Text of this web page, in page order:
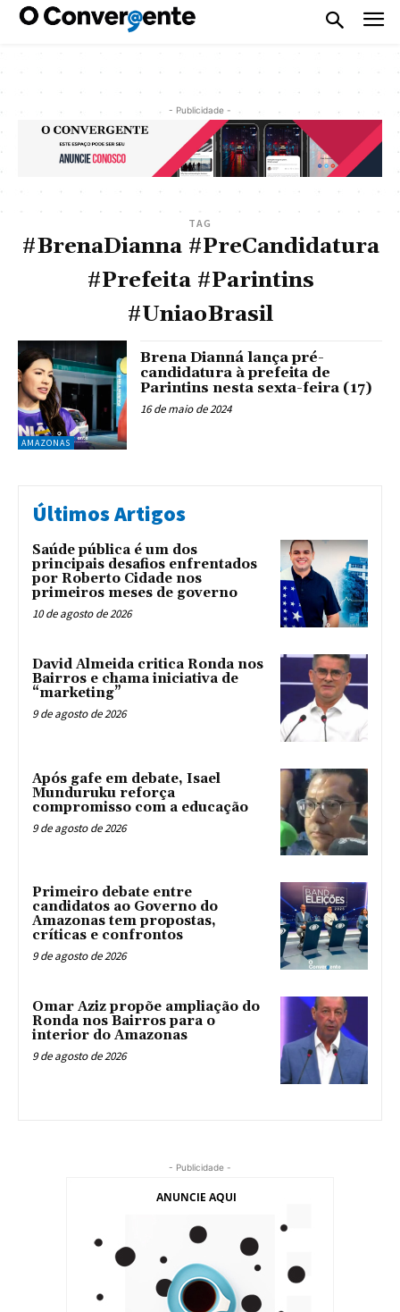
- Publicidade -
TAG
#BrenaDianna #PreCandidatura
#Prefeita #Parintins
#UniaoBrasil
AMAZONAS
Brena Dianná lança pré-
candidatura à prefeita de
Parintins nesta sexta-feira (17)
16 de maio de 2024
Últimos Artigos
Saúde pública é um dos
principais desafios enfrentados
por Roberto Cidade nos
primeiros meses de governo
10 de agosto de 2026
David Almeida critica Ronda nos
Bairros e chama iniciativa de
“marketing”
9 de agosto de 2026
Após gafe em debate, Isael
Munduruku reforça
compromisso com a educação
9 de agosto de 2026
Primeiro debate entre
candidatos ao Governo do
Amazonas tem propostas,
críticas e confrontos
9 de agosto de 2026
Omar Aziz propõe ampliação do
Ronda nos Bairros para o
interior do Amazonas
9 de agosto de 2026
- Publicidade -